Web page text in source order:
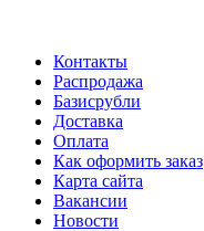
Контакты
Распродажа
Базисрубли
Доставка
Оплата
Как оформить заказ
Карта сайта
Вакансии
Новости